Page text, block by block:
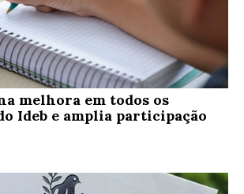
melhora em todos os
Ideb e amplia participação